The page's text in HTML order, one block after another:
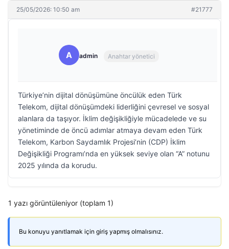
25/05/2026: 10:50 am #21777
A admin Anahtar yönetici
Türkiye’nin dijital dönüşümüne öncülük eden Türk
Telekom, dijital dönüşümdeki liderliğini çevresel ve sosyal
alanlara da taşıyor. İklim değişikliğiyle mücadelede ve su
yönetiminde de öncü adımlar atmaya devam eden Türk
Telekom, Karbon Saydamlık Projesi’nin (CDP) İklim
Değişikliği Programı’nda en yüksek seviye olan “A” notunu
2025 yılında da korudu.
1 yazı görüntüleniyor (toplam 1)
Bu konuyu yanıtlamak için giriş yapmış olmalısınız.